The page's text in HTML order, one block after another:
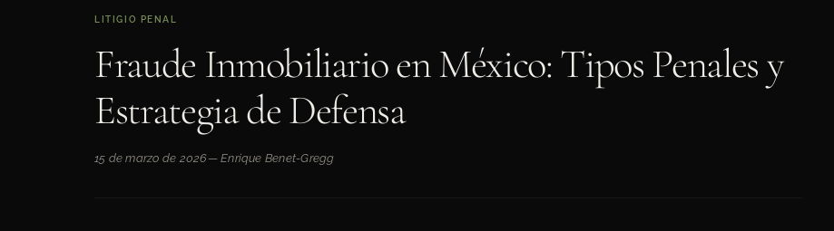
LITIGIO PENAL
Fraude Inmobiliario en México: Tipos Penales y
Estrategia de Defensa
15 de marzo de 2026— Enrique Benet-Gregg